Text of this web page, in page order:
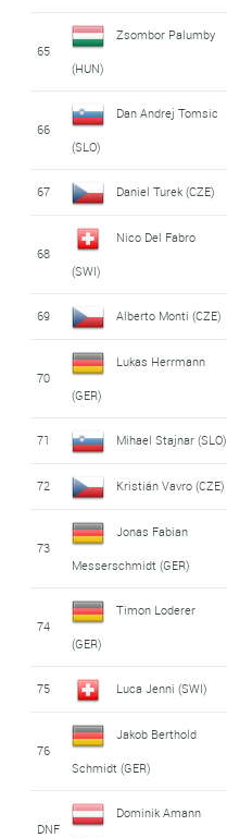
65
Zsombor Palumby
(HUN)
66
Dan Andrej Tomsic
(SLO)
67 Daniel Turek (CZE)
68
Nico Del Fabro
(SWI)
69 Alberto Monti (CZE)
70
Lukas Herrmann
(GER)
71 Mihael Stajnar (SLO)
72 Kristián Vavro (CZE)
73
Jonas Fabian
Messerschmidt (GER)
74
Timon Loderer
(GER)
75 Luca Jenni (SWI)
76
Jakob Berthold
Schmidt (GER)
DNF
Dominik Amann